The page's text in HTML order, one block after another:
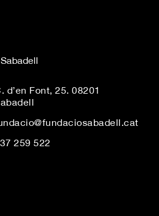
d’en Font, 25. 08201
259 522